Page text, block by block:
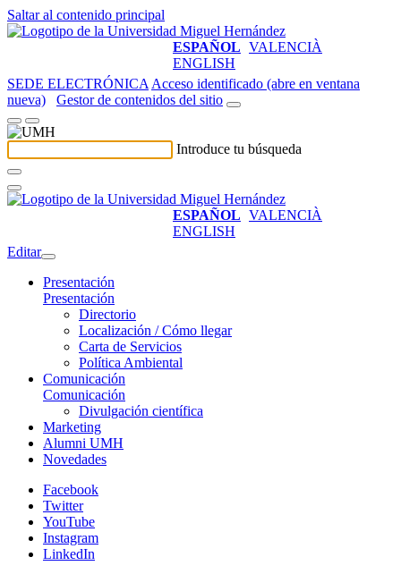
Saltar al contenido principal
ESPAÑOL VALENCIÀ
ENGLISH
SEDE ELECTRÓNICA Acceso identificado (abre en ventana
nueva)
Gestor de contenidos del sitio
Introduce tu búsqueda
ESPAÑOL VALENCIÀ
ENGLISH
Editar
Presentación
Presentación
Directorio
Localización / Cómo llegar
Carta de Servicios
Política Ambiental
Comunicación
Comunicación
Divulgación científica
Marketing
Alumni UMH
Novedades
Facebook
Twitter
YouTube
Instagram
LinkedIn